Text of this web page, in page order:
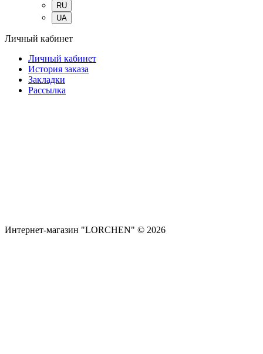
RU
UA
Личный кабинет
Личный кабинет
История заказа
Закладки
Рассылка
Интернет-магазин "LORCHEN" © 2026